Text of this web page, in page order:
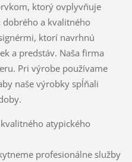
ktorý ovplyvňuje
dobrého a kvalitného
ktorí navrhnú
a predstáv. Naša firma
Pri výrobe používame
naše výrobky spĺňali
atypického
profesionálne služby